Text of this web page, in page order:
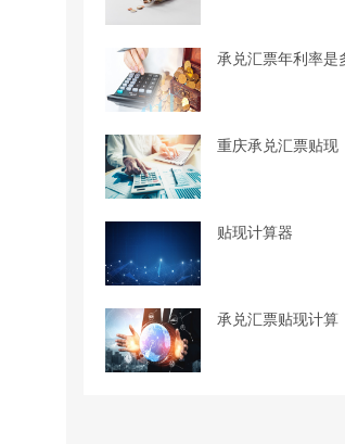
承兑汇票年利率是
重庆承兑汇票贴现
贴现计算器
承兑汇票贴现计算